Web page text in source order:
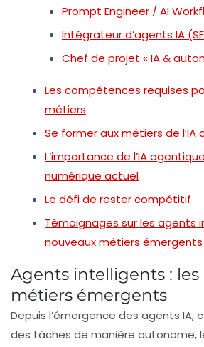
Prompt Engineer / AI
Intégrateur d’agents IA
Chef de projet « IA &
Les compétences requises
métiers
Se former aux métiers de l’IA
L’importance de l’IA
numérique actuel
Le défi de rester compétitif
Témoignages sur les agents
nouveaux métiers émergents
Agents intelligents : les
métiers émergents
Depuis l’émergence des agents IA,
des tâches de manière autonome,